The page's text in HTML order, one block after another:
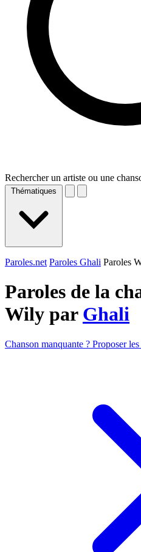
Rechercher un artiste ou une
Thématiques
Paroles.net Paroles Ghali Paroles
Paroles de la
Wily par Ghali
Chanson manquante ? Proposer